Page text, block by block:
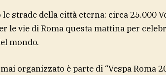
strade della città eterna: circa 25.000
le vie di Roma questa mattina per
mondo.
organizzato è parte di “Vespa Roma